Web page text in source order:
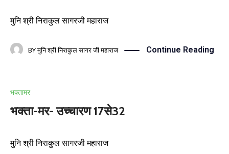
मुनि श्री निराकुल सागरजी महाराज
BY मुनि श्री निराकुल सागर जी महाराज Continue Reading
भक्तामर
भक्ता-मर- उच्चारण 17से32
मुनि श्री निराकुल सागरजी महाराज